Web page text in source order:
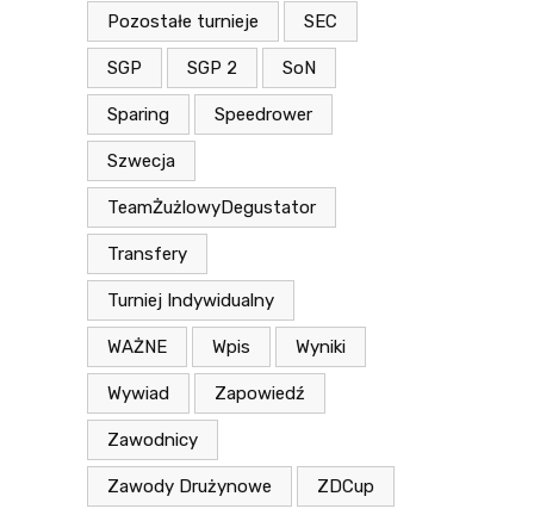
Pozostałe turnieje SEC
SGP SGP 2 SoN
Sparing Speedrower
Szwecja
TeamŻużlowyDegustator
Transfery
Turniej Indywidualny
WAŻNE Wpis Wyniki
Wywiad Zapowiedź
Zawodnicy
Zawody Drużynowe ZDCup